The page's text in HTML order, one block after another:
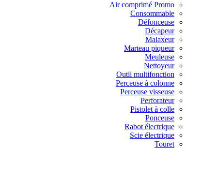
Air comprimé Promo
Consommable
Défonceuse
Décapeur
Malaxeur
Marteau piqueur
Meuleuse
Nettoyeur
Outil multifonction
Perceuse à colonne
Perceuse visseuse
Perforateur
Pistolet à colle
Ponceuse
Rabot électrique
Scie électrique
Touret